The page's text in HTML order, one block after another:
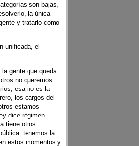
son bajas,
la única
y tratarlo como
unificada, el
gente que queda.
no queremos
esa no es la
los cargos del
estamos
dice régimen
tiene otros
tenemos la
estos momentos y